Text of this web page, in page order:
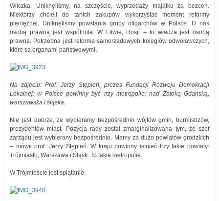
Wilczka. Uniknęliśmy, na szczęście, wyprzedaży majątku za bezcen.
Niektórzy chcieli do tanich zakupów wykorzystać moment reformy
pieniężnej. Uniknęliśmy powstania grupy oligarchów w Polsce. U nas
osobą prawną jest wspólnota. W Litwie, Rosji – to władza jest osobą
prawną. Potrzebna jest reforma samorządowych kolegiów odwoławczych,
które są organami państwowymi.
Na zdjęciu: Prof. Jerzy Stępień, prezes Fundacji Rozwoju Demokracji
Lokalnej: w Polsce powinny być trzy metropolie: nad Zatoką Gdańską,
warszawska i śląska.
Nie jest dobrze, że wybieramy bezpośrednio wójtów gmin, burmistrzów,
prezydentów miast. Pozycja rady został zmarginalizowana tym, że szef
zarządu jest wybierany bezpośrednio. Mamy za dużo powiatów grodzkich
– mówił prof. Jerzy Stępień. W kraju powinny istnieć trzy takie powiaty:
Trójmiasto, Warszawa i Śląsk. To takie metropolie.
W Trójmieście jest splątanie.